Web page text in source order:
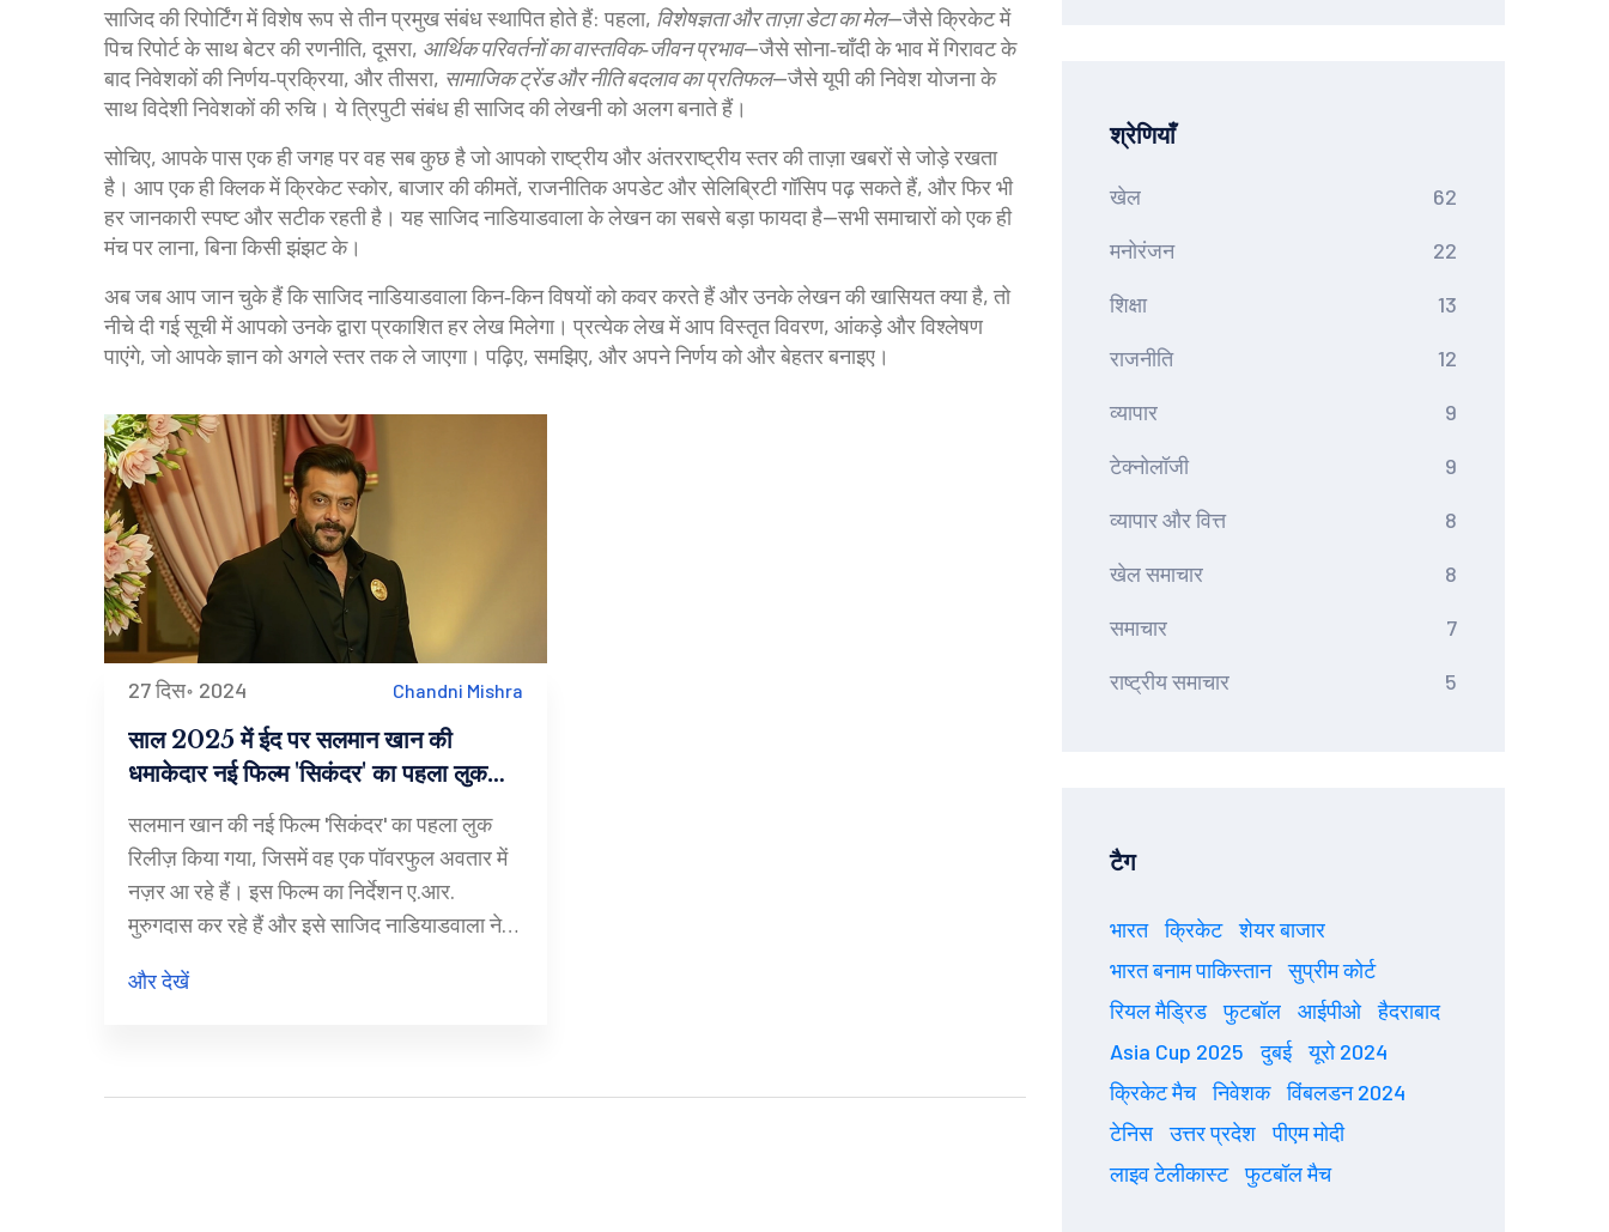
साजिद की रिपोर्टिंग में विशेष रूप से तीन प्रमुख संबंध स्थापित होते हैं: पहला, विशेषज्ञता और ताज़ा डेटा का मेल—जैसे क्रिकेट में
पिच रिपोर्ट के साथ बेटर की रणनीति, दूसरा, आर्थिक परिवर्तनों का वास्तविक‑जीवन प्रभाव—जैसे सोना‑चाँदी के भाव में गिरावट के
बाद निवेशकों की निर्णय‑प्रक्रिया, और तीसरा, सामाजिक ट्रेंड और नीति बदलाव का प्रतिफल—जैसे यूपी की निवेश योजना के
साथ विदेशी निवेशकों की रुचि। ये त्रिपुटी संबंध ही साजिद की लेखनी को अलग बनाते हैं।
सोचिए, आपके पास एक ही जगह पर वह सब कुछ है जो आपको राष्ट्रीय और अंतरराष्ट्रीय स्तर की ताज़ा खबरों से जोड़े रखता
है। आप एक ही क्लिक में क्रिकेट स्कोर, बाजार की कीमतें, राजनीतिक अपडेट और सेलिब्रिटी गॉसिप पढ़ सकते हैं, और फिर भी
हर जानकारी स्पष्ट और सटीक रहती है। यह साजिद नाडियाडवाला के लेखन का सबसे बड़ा फायदा है—सभी समाचारों को एक ही
मंच पर लाना, बिना किसी झंझट के।
अब जब आप जान चुके हैं कि साजिद नाडियाडवाला किन‑किन विषयों को कवर करते हैं और उनके लेखन की खासियत क्या है, तो
नीचे दी गई सूची में आपको उनके द्वारा प्रकाशित हर लेख मिलेगा। प्रत्येक लेख में आप विस्तृत विवरण, आंकड़े और विश्लेषण
पाएंगे, जो आपके ज्ञान को अगले स्तर तक ले जाएगा। पढ़िए, समझिए, और अपने निर्णय को और बेहतर बनाइए।
27 दिस॰ 2024 Chandni Mishra
साल 2025 में ईद पर सलमान खान की
धमाकेदार नई फिल्म 'सिकंदर' का पहला लुक
सलमान खान की नई फिल्म 'सिकंदर' का पहला लुक
रिलीज़ किया गया, जिसमें वह एक पॉवरफुल अवतार में
नज़र आ रहे हैं। इस फिल्म का निर्देशन ए.आर.
मुरुगदास कर रहे हैं और इसे साजिद नाडियाडवाला ने
के लिए तैयार है। फिल्म में रश्मिका मंदाना भी मुख्य
स्थगित किया गया।
और देखें
श्रेणियाँ
खेल 62
मनोरंजन 22
शिक्षा 13
राजनीति 12
व्यापार 9
टेक्नोलॉजी 9
व्यापार और वित्त 8
खेल समाचार 8
समाचार 7
राष्ट्रीय समाचार 5
टैग
भारत क्रिकेट
शेयर बाजार
भारत बनाम पाकिस्तान
सुप्रीम कोर्ट
रियल मैड्रिड
फुटबॉल आईपीओ
हैदराबाद
Asia Cup 2025
दुबई
यूरो 2024
क्रिकेट मैच
निवेशक
विंबलडन 2024
टेनिस
उत्तर प्रदेश
पीएम मोदी
लाइव टेलीकास्ट
फुटबॉल मैच